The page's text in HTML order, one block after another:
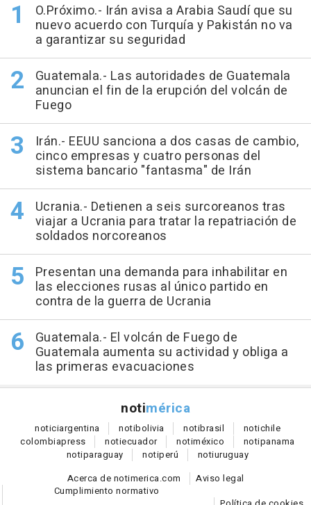
O.Próximo.- Irán avisa a Arabia Saudí que su
nuevo acuerdo con Turquía y Pakistán no va
a garantizar su seguridad
Guatemala.- Las autoridades de Guatemala
anuncian el fin de la erupción del volcán de
Fuego
Irán.- EEUU sanciona a dos casas de cambio,
cinco empresas y cuatro personas del
sistema bancario "fantasma" de Irán
Ucrania.- Detienen a seis surcoreanos tras
viajar a Ucrania para tratar la repatriación de
soldados norcoreanos
Presentan una demanda para inhabilitar en
las elecciones rusas al único partido en
contra de la guerra de Ucrania
Guatemala.- El volcán de Fuego de
Guatemala aumenta su actividad y obliga a
las primeras evacuaciones
notimérica
noticiargentina notibolivia notibrasil notichile
colombiapress notiecuador notiméxico notipanama
notiparaguay notiperú notiuruguay
Acerca de notimerica.com
Aviso legal
Cumplimiento normativo